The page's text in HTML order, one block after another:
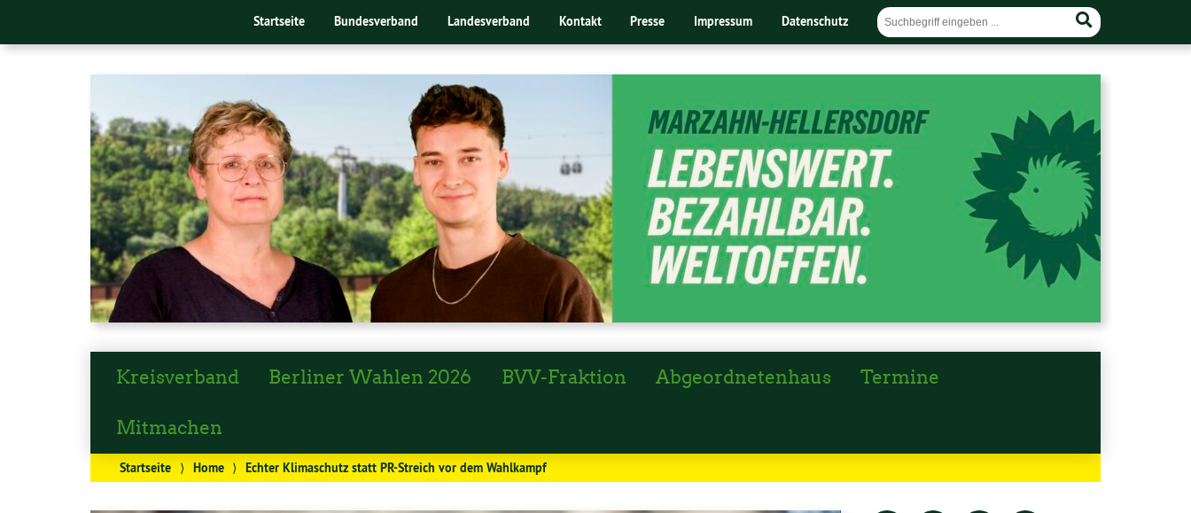
Startseite Bundesverband Landesverband Kontakt Presse Impressum Datenschutz
Kreisverband Berliner Wahlen 2026 BVV-Fraktion Abgeordnetenhaus Termine
Mitmachen
Startseite ⟩ Home ⟩ Echter Klimaschutz statt PR-Streich vor dem Wahlkampf